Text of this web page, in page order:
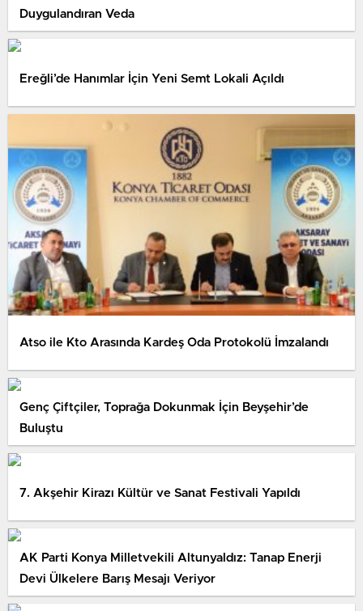
Duygulandıran Veda
Ereğli’de Hanımlar İçin Yeni Semt Lokali Açıldı
Atso ile Kto Arasında Kardeş Oda Protokolü İmzalandı
Genç Çiftçiler, Toprağa Dokunmak İçin Beyşehir’de
Buluştu
7. Akşehir Kirazı Kültür ve Sanat Festivali Yapıldı
AK Parti Konya Milletvekili Altunyaldız: Tanap Enerji
Devi Ülkelere Barış Mesajı Veriyor